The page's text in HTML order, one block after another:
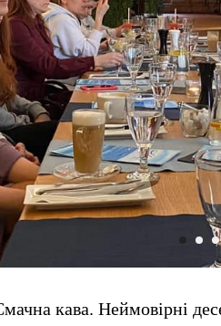
кава. Неймовірні